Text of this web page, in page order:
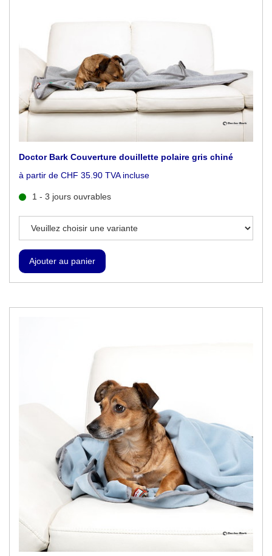
Doctor Bark Couverture douillette polaire gris chiné
à partir de CHF 35.90 TVA incluse
1 - 3 jours ouvrables